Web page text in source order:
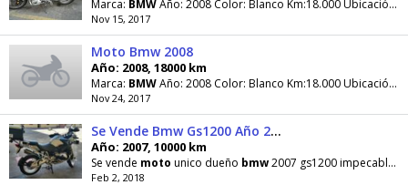
Marca: BMWAño: 2008 Color: Blanco Km:18.000 Ubicación:
Nov 15, 2017
Moto Bmw 2008
Año: 2008, 18000 km
Marca: BMWAño: 2008 Color: Blanco Km:18.000 Ubicación:
Nov 24, 2017
Se Vende Bmw Gs1200 Año 2007
Año: 2007, 10000 km
Se vende moto unico dueño bmw2007 gs1200 impecable cauchos nuevos accesorios sus 3 maletas
Feb 2, 2018